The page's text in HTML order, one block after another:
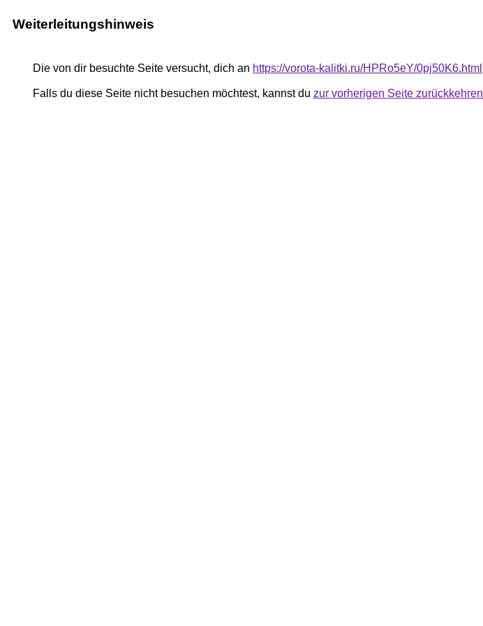
Weiterleitungshinweis
Die von dir besuchte Seite versucht, dich an https://vorota-kalitki.ru/HPRo5eY/0pj50K6.html
Falls du diese Seite nicht besuchen möchtest, kannst du zur vorherigen Seite zurückkehren